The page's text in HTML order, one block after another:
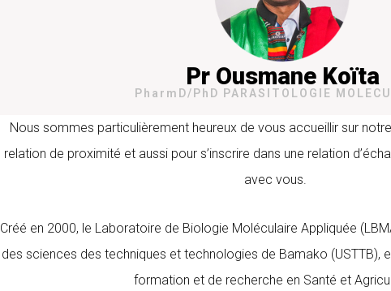
Pr Ousmane Koïta
PharmD/PhD PARASITOLOGIE
Nous sommes particulièrement heureux de vous accueillir sur
relation de proximité et aussi pour s’inscrire dans une relation
avec vous.
Créé en 2000, le Laboratoire de Biologie Moléculaire Appliquée
des sciences des techniques et technologies de Bamako (USTTB),
formation et de recherche en Santé et